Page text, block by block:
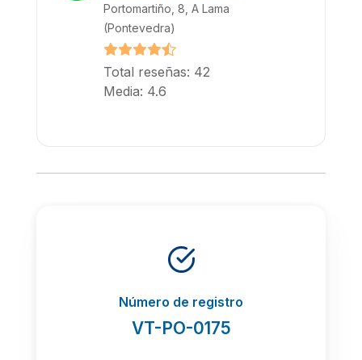
Portomartiño, 8, A Lama
(Pontevedra)
Total reseñas: 42
Media: 4.6
Número de registro
VT-PO-0175